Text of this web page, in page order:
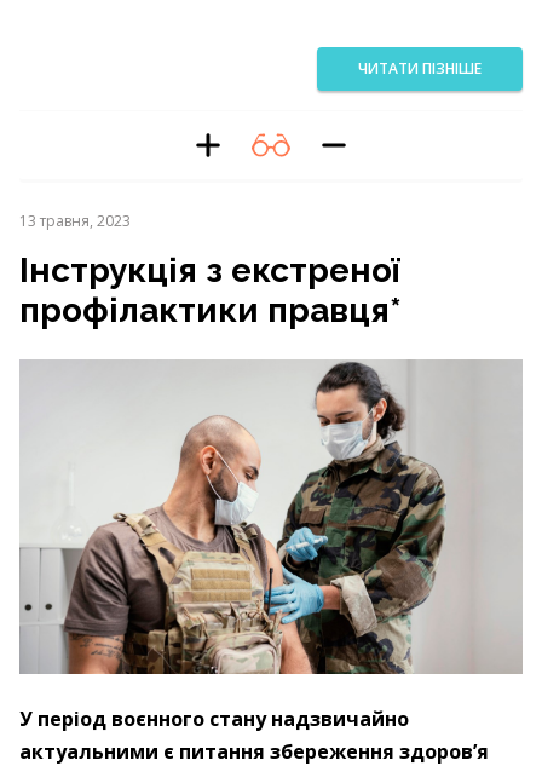
ЧИТАТИ ПІЗНІШЕ
13 травня, 2023
Інструкція з екстреної
профілактики правця*
У період воєнного стану надзвичайно
актуальними є питання збереження здоров’я